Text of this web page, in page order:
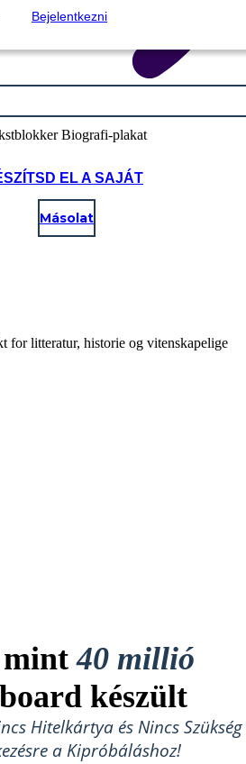
Bejelentkezni
EL A SAJÁT
Másolat
for litteratur, historie og vitenskapelige
mint40 millió
készült
Hitelkártya és Nincs Szükség
a Kipróbáláshoz!